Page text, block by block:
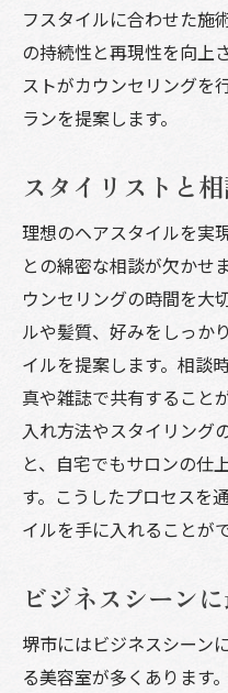
フスタイルに合わせた施
の持続性と再現性を向上
ストがカウンセリングを
ランを提案します。
スタイリストと
理想のヘアスタイルを実
との綿密な相談が欠かせ
ウンセリングの時間を大
ルや髪質、好みをしっか
イルを提案します。相談
真や雑誌で共有すること
入れ方法やスタイリング
と、自宅でもサロンの仕
す。こうしたプロセスを
イルを手に入れることが
ビジネスシーン
堺市にはビジネスシーン
る美容室が多くあります